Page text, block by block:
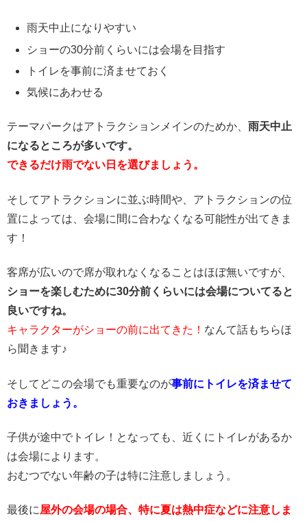
雨天中止になりやすい
ショーの30分前くらいには会場を目指す
トイレを事前に済ませておく
気候にあわせる
テーマパークはアトラクションメインのためか、 雨天中止
になるところが多いです。
できるだけ雨でない日を選びましょう。
そしてアトラクションに並ぶ時間や、アトラクションの位
置によっては、会場に間に合わなくなる可能性が出てきま
す！
客席が広いので席が取れなくなることはほぼ無いですが、
ショーを楽しむために30分前くらいには会場についてると
良いですね。
キャラクターがショーの前に出てきた！ なんて話もちらほ
ら聞きます♪
そしてどこの会場でも重要なのが事前にトイレを済ませて
おきましょう。
子供が途中でトイレ！となっても、近くにトイレがあるか
は会場によります。
おむつでない年齢の子は特に注意しましょう。
最後に屋外の会場の場合、特に夏は熱中症などに注意しま